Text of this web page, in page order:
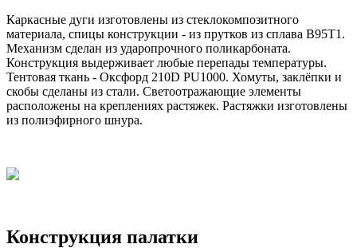
Каркасные дуги изготовлены из стеклокомпозитного
материала, спицы конструкции - из прутков из сплава В95Т1.
Механизм сделан из ударопрочного поликарбоната.
Конструкция выдерживает любые перепады температуры.
Тентовая ткань - Оксфорд 210D PU1000. Хомуты, заклёпки и
скобы сделаны из стали. Светоотражающие элементы
расположены на креплениях растяжек. Растяжки изготовлены
из полиэфирного шнура.
Конструкция палатки